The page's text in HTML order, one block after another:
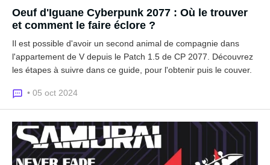
Oeuf d'Iguane Cyberpunk 2077 : Où le trouver
et comment le faire éclore ?
Il est possible d'avoir un second animal de compagnie dans
l'appartement de V depuis le Patch 1.5 de CP 2077. Découvrez
les étapes à suivre dans ce guide, pour l'obtenir puis le couver.
• 05 oct 2024